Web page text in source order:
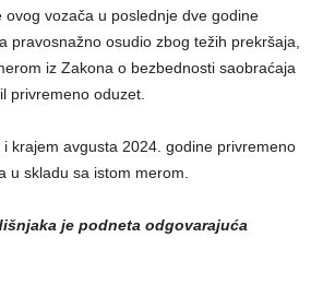
ovog vozača u poslednje dve godine
pravosnažno osudio zbog težih prekršaja,
iz Zakona o bezbednosti saobraćaja
privremeno oduzet.
krajem avgusta 2024. godine privremeno
u skladu sa istom merom.
je podneta odgovarajuća